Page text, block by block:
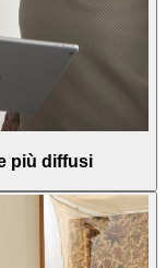
più diffusi